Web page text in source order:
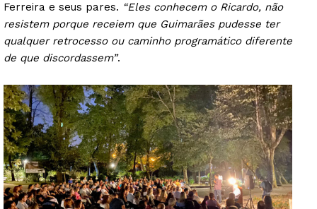
Ferreira e seus pares. “Eles conhecem o Ricardo, não
resistem porque receiem que Guimarães pudesse ter
qualquer retrocesso ou caminho programático diferente
de que discordassem”.